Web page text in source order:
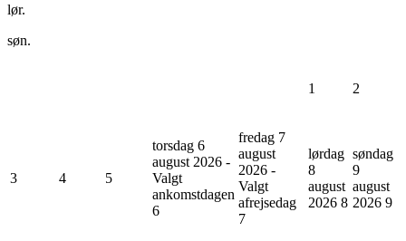
lør.
søn.
1 2
3 4 5
torsdag 6
august 2026 -
Valgt
ankomstdagen
6
fredag 7
august
2026 -
Valgt
afrejsedag
7
lørdag
8
august
2026 8
søndag
9
august
2026 9